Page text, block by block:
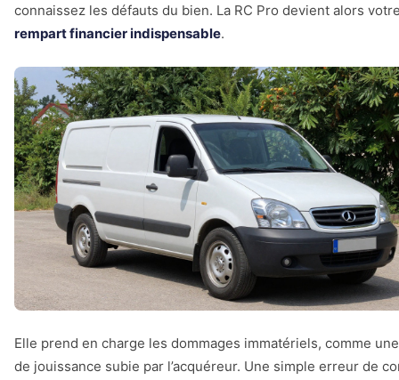
connaissez les défauts du bien. La RC Pro devient alors
rempart financier indispensable.
Elle prend en charge les dommages immatériels, comme
de jouissance subie par l’acquéreur. Une simple erreur de